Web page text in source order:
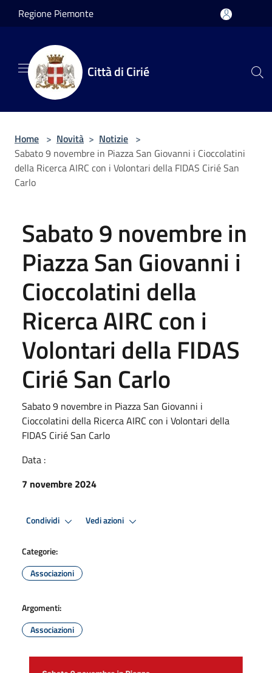
Salta al contenuto principale
Regione Piemonte
Città di Cirié
Home > Novità > Notizie >
Sabato 9 novembre in Piazza San Giovanni i Cioccolatini
della Ricerca AIRC con i Volontari della FIDAS Cirié San
Carlo
Sabato 9 novembre in
Piazza San Giovanni i
Cioccolatini della
Ricerca AIRC con i
Volontari della FIDAS
Cirié San Carlo
Sabato 9 novembre in Piazza San Giovanni i
Cioccolatini della Ricerca AIRC con i Volontari della
FIDAS Cirié San Carlo
Data :
7 novembre 2024
Condividi Vedi azioni
Categorie:
Associazioni
Argomenti:
Associazioni